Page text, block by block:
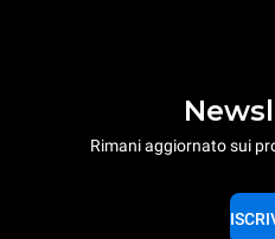
Rimani aggiornato sui